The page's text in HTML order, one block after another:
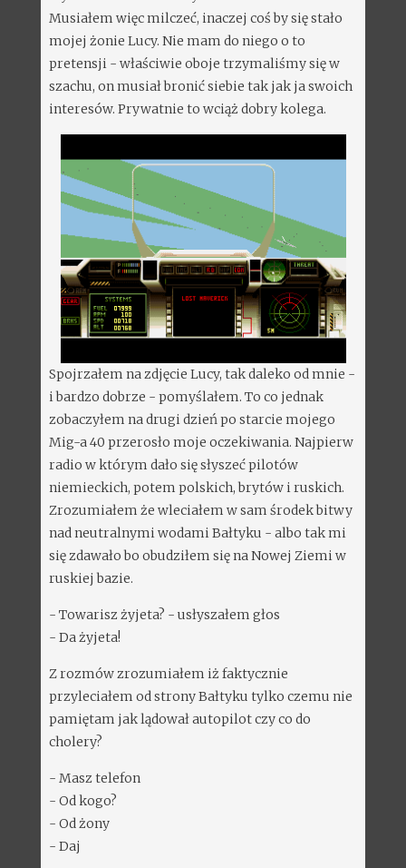
Musiałem więc milczeć, inaczej coś by się stało
mojej żonie Lucy. Nie mam do niego o to
pretensji - właściwie oboje trzymaliśmy się w
szachu, on musiał bronić siebie tak jak ja swoich
interesów. Prywatnie to wciąż dobry kolega.
Spojrzałem na zdjęcie Lucy, tak daleko od mnie -
i bardzo dobrze - pomyślałem. To co jednak
zobaczyłem na drugi dzień po starcie mojego
Mig-a 40 przerosło moje oczekiwania. Najpierw
radio w którym dało się słyszeć pilotów
niemieckich, potem polskich, brytów i ruskich.
Zrozumiałem że wleciałem w sam środek bitwy
nad neutralnymi wodami Bałtyku - albo tak mi
się zdawało bo obudziłem się na Nowej Ziemi w
ruskiej bazie.
- Towarisz żyjeta? - usłyszałem głos
- Da żyjeta!
Z rozmów zrozumiałem iż faktycznie
przyleciałem od strony Bałtyku tylko czemu nie
pamiętam jak lądował autopilot czy co do
cholery?
- Masz telefon
- Od kogo?
- Od żony
- Daj